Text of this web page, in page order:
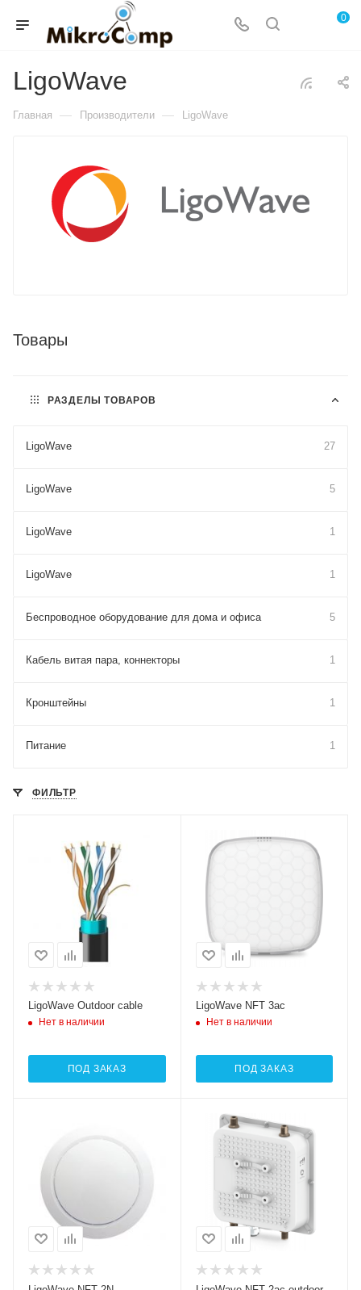
0
LigoWave
Главная — Производители — LigoWave
Товары
РАЗДЕЛЫ ТОВАРОВ
LigoWave 27
LigoWave 5
LigoWave 1
LigoWave 1
Беспроводное оборудование для дома и офиса 5
Кабель витая пара, коннекторы 1
Кронштейны 1
Питание 1
ФИЛЬТР
LigoWave Outdoor cable
Нет в наличии
ПОД ЗАКАЗ
LigoWave NFT 3ac
Нет в наличии
ПОД ЗАКАЗ